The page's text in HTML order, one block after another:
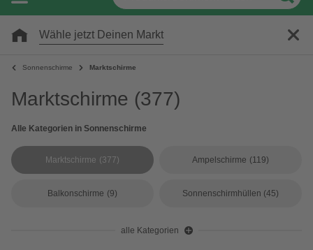
Wähle jetzt Deinen Markt
Sonnenschirme Marktschirme
Marktschirme (377)
Alle Kategorien in Sonnenschirme
Marktschirme (377) Ampelschirme (119)
Balkonschirme (9) Sonnenschirmhüllen (45)
alle Kategorien